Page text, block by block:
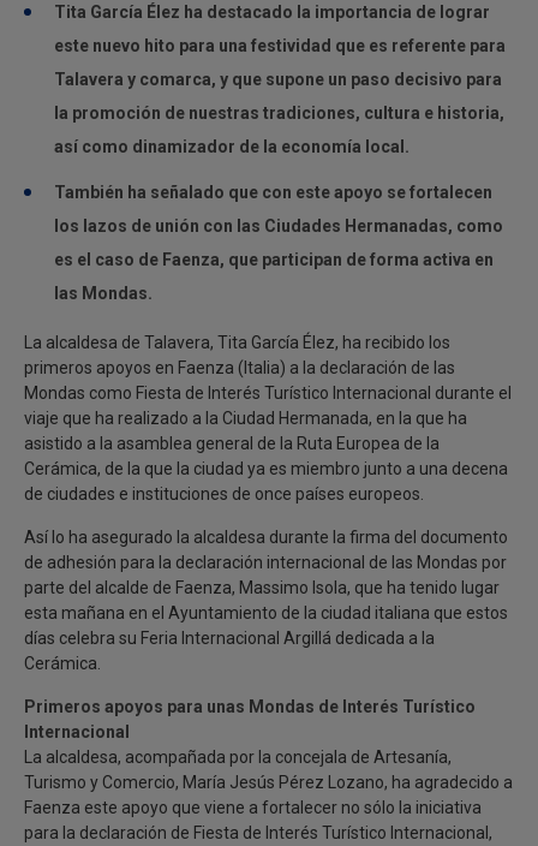
Tita García Élez ha destacado la importancia de lograr
este nuevo hito para una festividad que es referente para
Talavera y comarca, y que supone un paso decisivo para
la promoción de nuestras tradiciones, cultura e historia,
así como dinamizador de la economía local.
También ha señalado que con este apoyo se fortalecen
los lazos de unión con las Ciudades Hermanadas, como
es el caso de Faenza, que participan de forma activa en
las Mondas.
La alcaldesa de Talavera, Tita García Élez, ha recibido los
primeros apoyos en Faenza (Italia) a la declaración de las
Mondas como Fiesta de Interés Turístico Internacional durante el
viaje que ha realizado a la Ciudad Hermanada, en la que ha
asistido a la asamblea general de la Ruta Europea de la
Cerámica, de la que la ciudad ya es miembro junto a una decena
de ciudades e instituciones de once países europeos.
Así lo ha asegurado la alcaldesa durante la firma del documento
de adhesión para la declaración internacional de las Mondas por
parte del alcalde de Faenza, Massimo Isola, que ha tenido lugar
esta mañana en el Ayuntamiento de la ciudad italiana que estos
días celebra su Feria Internacional Argillá dedicada a la
Cerámica.
Primeros apoyos para unas Mondas de Interés Turístico
Internacional
La alcaldesa, acompañada por la concejala de Artesanía,
Turismo y Comercio, María Jesús Pérez Lozano, ha agradecido a
Faenza este apoyo que viene a fortalecer no sólo la iniciativa
para la declaración de Fiesta de Interés Turístico Internacional,